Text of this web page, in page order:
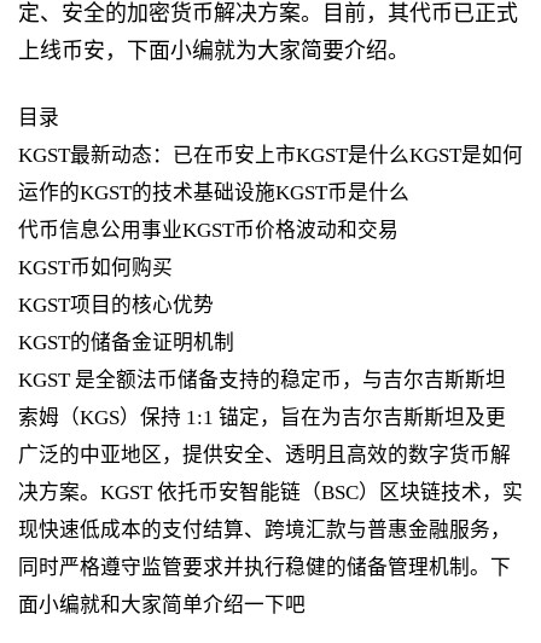
定、安全的加密货币解决方案。目前，其代币已正式
上线币安，下面小编就为大家简要介绍。
目录
KGST最新动态：已在币安上市KGST是什么KGST是如何
运作的KGST的技术基础设施KGST币是什么
代币信息公用事业KGST币价格波动和交易
KGST币如何购买
KGST项目的核心优势
KGST的储备金证明机制
KGST 是全额法币储备支持的稳定币，与吉尔吉斯斯坦
索姆（KGS）保持 1:1 锚定，旨在为吉尔吉斯斯坦及更
广泛的中亚地区，提供安全、透明且高效的数字货币解
决方案。KGST 依托币安智能链（BSC）区块链技术，实
现快速低成本的支付结算、跨境汇款与普惠金融服务，
同时严格遵守监管要求并执行稳健的储备管理机制。下
面小编就和大家简单介绍一下吧